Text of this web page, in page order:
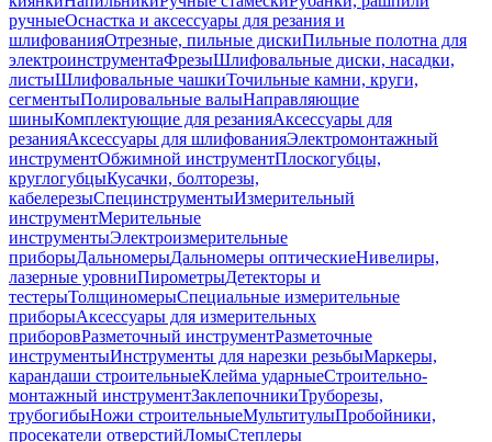
ручныеОснастка и аксессуары для резания и
шлифованияОтрезные, пильные дискиПильные полотна для
электроинструментаФрезыШлифовальные диски, насадки,
листыШлифовальные чашкиТочильные камни, круги,
сегментыПолировальные валыНаправляющие
шиныКомплектующие для резанияАксессуары для
резанияАксессуары для шлифованияЭлектромонтажный
инструментОбжимной инструментПлоскогубцы,
круглогубцыКусачки, болторезы,
кабелерезыСпецинструментыИзмерительный
инструментМерительные
инструментыЭлектроизмерительные
приборыДальномерыДальномеры оптическиеНивелиры,
лазерные уровниПирометрыДетекторы и
тестерыТолщиномерыСпециальные измерительные
приборыАксессуары для измерительных
приборовРазметочный инструментРазметочные
инструментыИнструменты для нарезки резьбыМаркеры,
карандаши строительныеКлейма ударныеСтроительно-
монтажный инструментЗаклепочникиТруборезы,
трубогибыНожи строительныеМультитулыПробойники,
просекатели отверстийЛомыСтеплеры